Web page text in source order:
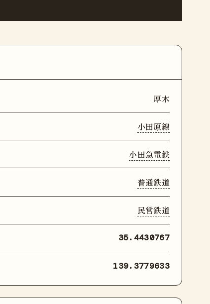
厚木
小田原線
小田急電鉄
普通鉄道
民営鉄道
35.4430767
139.3779633